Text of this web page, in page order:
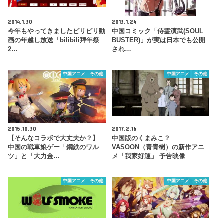
2014.1.30
今年もやってきましたビリビリ動
画の年越し放送「bilibili拜年祭
2…
2013.1.24
中国コミック「侍霊演武(SOUL
BUSTER)」が実は日本でも公開
され…
中国アニメ その他
2015.10.30
【そんなコラボで大丈夫か？】
中国の戦車娘ゲー「鋼鉄のワル
ツ」と「大力金…
中国アニメ その他
2017.2.16
中国版のくまみこ？
VASOON（青青樹）の新作アニ
メ「我家好運」 予告映像
中国アニメ その他 中国アニメ その他